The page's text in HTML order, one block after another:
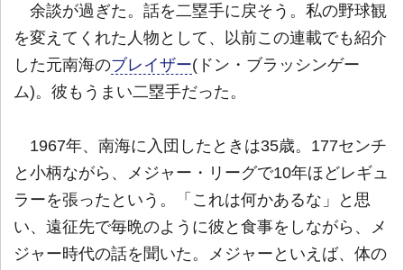
余談が過ぎた。話を二塁手に戻そう。私の野球観
を変えてくれた人物として、以前この連載でも紹介
した元南海のブレイザー(ドン・ブラッシンゲー
ム)。彼もうまい二塁手だった。
1967年、南海に入団したときは35歳。177センチ
と小柄ながら、メジャー・リーグで10年ほどレギュ
ラーを張ったという。「これは何かあるな」と思
い、遠征先で毎晩のように彼と食事をしながら、メ
ジャー時代の話を聞いた。メジャーといえば、体の